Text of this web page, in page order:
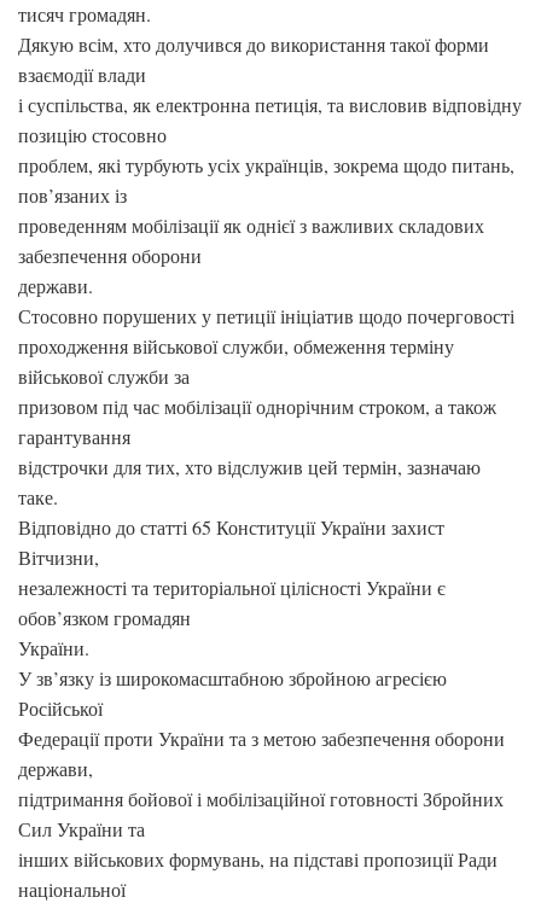
тисяч громадян.
Дякую всім, хто долучився до використання такої форми
взаємодії влади
і суспільства, як електронна петиція, та висловив відповідну
позицію стосовно
проблем, які турбують усіх українців, зокрема щодо питань,
пов’язаних із
проведенням мобілізації як однієї з важливих складових
забезпечення оборони
держави.
Стосовно порушених у петиції ініціатив щодо почерговості
проходження військової служби, обмеження терміну
військової служби за
призовом під час мобілізації однорічним строком, а також
гарантування
відстрочки для тих, хто відслужив цей термін, зазначаю
таке.
Відповідно до статті 65 Конституції України захист
Вітчизни,
незалежності та територіальної цілісності України є
обов’язком громадян
України.
У зв’язку із широкомасштабною збройною агресією
Російської
Федерації проти України та з метою забезпечення оборони
держави,
підтримання бойової і мобілізаційної готовності Збройних
Сил України та
інших військових формувань, на підставі пропозиції Ради
національної